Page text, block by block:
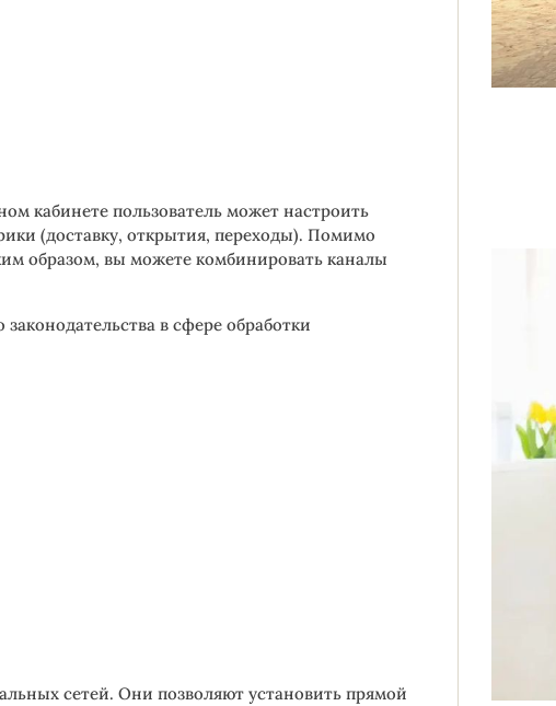
кабинете пользователь может настроить
(доставку, открытия, переходы). Помимо
образом, вы можете комбинировать каналы
в сфере обработки
сетей. Они позволяют установить прямой